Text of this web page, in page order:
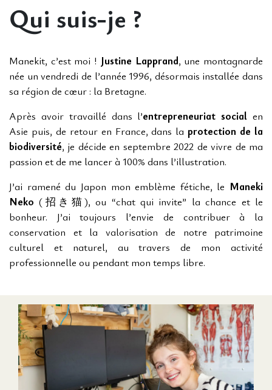
Qui suis-je ?
Manekit, c’est moi ! Justine Lapprand, une montagnarde
née un vendredi de l’année 1996, désormais installée dans
sa région de cœur : la Bretagne.
Après avoir travaillé dans l’entrepreneuriat social en
Asie puis, de retour en France, dans la protection de la
biodiversité, je décide en septembre 2022 de vivre de ma
passion et de me lancer à 100% dans l’illustration.
J’ai ramené du Japon mon emblème fétiche, le Maneki
Neko (招き猫), ou “chat qui invite” la chance et le
bonheur. J’ai toujours l’envie de contribuer à la
conservation et la valorisation de notre patrimoine
culturel et naturel, au travers de mon activité
professionnelle ou pendant mon temps libre.